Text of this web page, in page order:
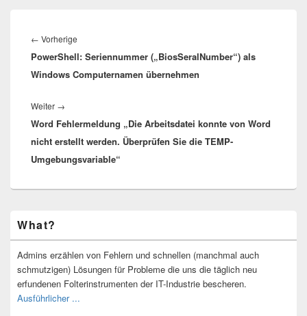
← Vorherige
Beitrag:
PowerShell: Seriennummer („BiosSeralNumber“) als
Windows Computernamen übernehmen
Weiter →
Beitrag:
Word Fehlermeldung „Die Arbeitsdatei konnte von Word
nicht erstellt werden. Überprüfen Sie die TEMP-
Umgebungsvariable“
Seitenleisten-
Widgetbereich
What?
Admins erzählen von Fehlern und schnellen (manchmal auch
schmutzigen) Lösungen für Probleme die uns die täglich neu
erfundenen Folterinstrumenten der IT-Industrie bescheren.
Ausführlicher ...